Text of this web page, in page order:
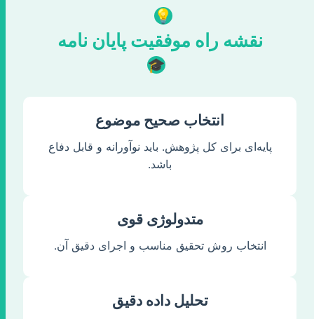
💡
نقشه راه موفقیت پایان نامه
🎓
انتخاب صحیح موضوع
پایه‌ای برای کل پژوهش. باید نوآورانه و قابل دفاع
باشد.
متدولوژی قوی
انتخاب روش تحقیق مناسب و اجرای دقیق آن.
تحلیل داده دقیق